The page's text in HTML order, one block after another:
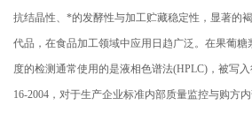
抗结晶性、*的发酵性与加工贮藏稳定性，显著的
代品，在食品加工领域中应用日趋广泛。在果葡糖
度的检测通常使用的是液相色谱法(HPLC)，被写
16-2004，对于生产企业标准内部质量监控与购方